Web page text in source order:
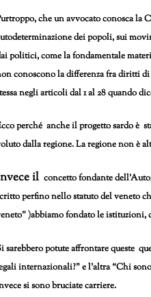
che un avvocato conosca la
dei popoli, sui
politici, come la fondamentale
conoscono la differenza fra diritti
negli articoli dal 1 al 28 quando
perché anche il progetto sardo è
dalla regione. La regione non è
il concetto fondante
perfino nello statuto del veneto
)abbiamo fondato le istituzioni,
sarebbero potute affrontare queste
internazionali?” e l’altra “Chi
si sono bruciate carriere.